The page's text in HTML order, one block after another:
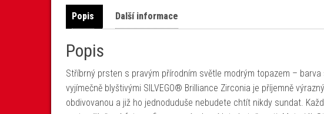
Popis Další informace
Popis
Stříbrný prsten s pravým přírodním světle modrým topazem –
vyjímečně blyštivými SILVEGO® Brilliance Zirconia je příjemně
obdivovanou a již ho jednoduduše nebudete chtít nikdy sundat.